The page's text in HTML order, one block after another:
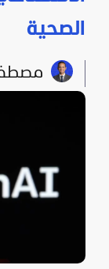
الصحية